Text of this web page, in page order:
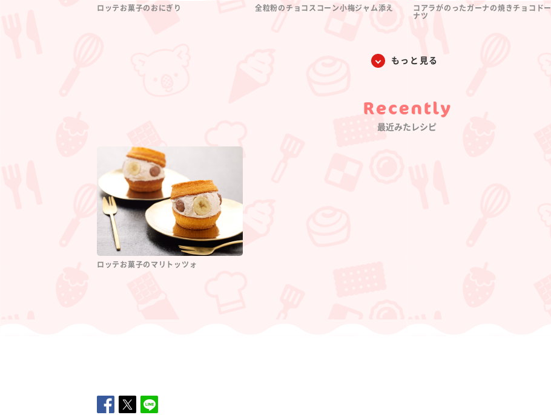
ロッテお菓子のおにぎり 全粒粉のチョコスコーン小梅ジャム添え
コアラがのったガーナの焼きチョコドー
ナツ
もっと見る
Category
最近みたレシピ
ロッテお菓子のマリトッツォ